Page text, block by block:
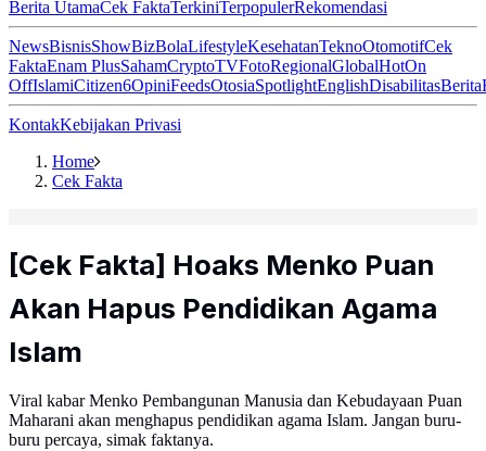
Berita UtamaCek FaktaTerkiniTerpopulerRekomendasi
NewsBisnisShowBizBolaLifestyleKesehatanTeknoOtomotifCek
FaktaEnam PlusSahamCryptoTVFotoRegionalGlobalHotOn
OffIslamiCitizen6OpiniFeedsOtosiaSpotlightEnglishDisabilitasBerita
KontakKebijakan Privasi
Home
Cek Fakta
[Cek Fakta] Hoaks Menko Puan
Akan Hapus Pendidikan Agama
Islam
Viral kabar Menko Pembangunan Manusia dan Kebudayaan Puan
Maharani akan menghapus pendidikan agama Islam. Jangan buru-
buru percaya, simak faktanya.